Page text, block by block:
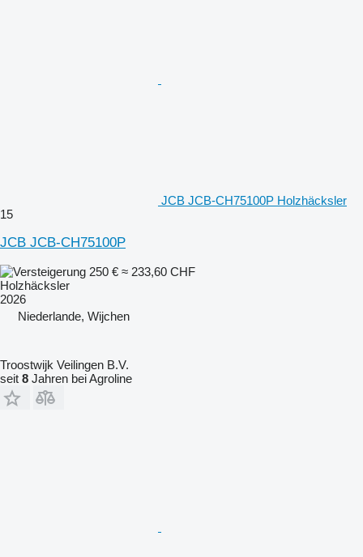
JCB JCB-CH75100P Holzhäcksler
15
JCB JCB-CH75100P
250 € ≈ 233,60 CHF
Holzhäcksler
2026
Niederlande, Wijchen
Troostwijk Veilingen B.V.
seit 8 Jahren bei Agroline